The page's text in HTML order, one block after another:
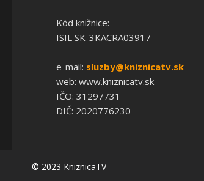
Kód knižnice:
ISIL SK-3KACRA03917
e-mail: sluzby@kniznicatv.sk
web: www.kniznicatv.sk
IČO: 31297731
DIČ: 2020776230
© 2023 KniznicaTV